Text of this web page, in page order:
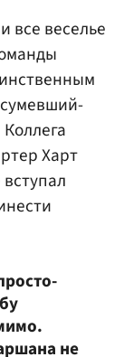
все веселье
Харт
не